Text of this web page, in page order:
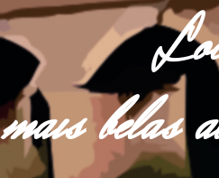
mais belas